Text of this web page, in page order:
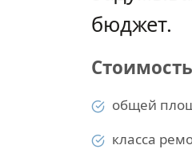
бюджет.
общей
класса